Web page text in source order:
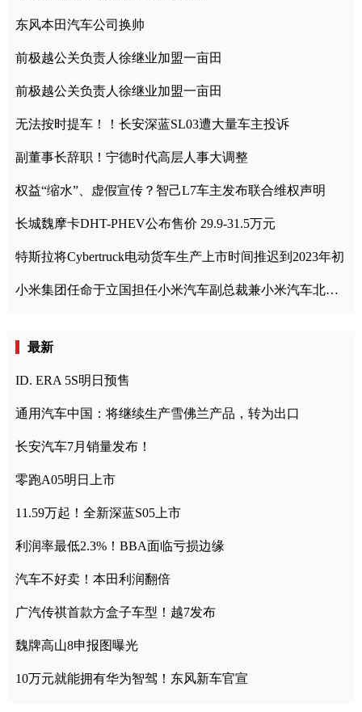
东风本田汽车公司换帅
前极越公关负责人徐继业加盟一亩田
前极越公关负责人徐继业加盟一亩田
无法按时提车！！长安深蓝SL03遭大量车主投诉
副董事长辞职！宁德时代高层人事大调整
权益“缩水”、虚假宣传？智己L7车主发布联合维权声明
长城魏摩卡DHT-PHEV公布售价 29.9-31.5万元
特斯拉将Cybertruck电动货车生产上市时间推迟到2023年初
小米集团任命于立国担任小米汽车副总裁兼小米汽车北京总部政委
最新
ID. ERA 5S明日预售
通用汽车中国：将继续生产雪佛兰产品，转为出口
长安汽车7月销量发布！
零跑A05明日上市
11.59万起！全新深蓝S05上市
利润率最低2.3%！BBA面临亏损边缘
汽车不好卖！本田利润翻倍
广汽传祺首款方盒子车型！越7发布
魏牌高山8申报图曝光
10万元就能拥有华为智驾！东风新车官宣